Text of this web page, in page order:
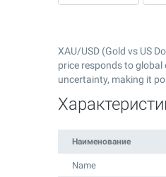
XAU/USD (Gold vs US
price responds to global
uncertainty​, making it
Наименование
Name